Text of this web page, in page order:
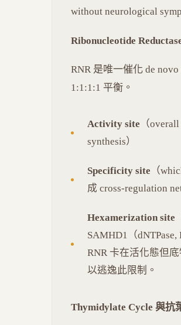
without neurological
Ribonucleotide
RNR 是唯一催化 de
1:1:1:1 平衡。
Activity site （
synthesis）
Specificity site （
成 cross-regulation
Hexamerization site
SAMHD1（
RNR 卡在活化態但
以逃逸此限制。
Thymidylate Cycle 與抗